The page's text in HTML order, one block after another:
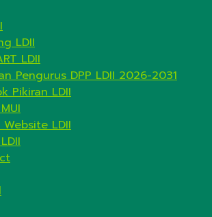
LDII
LDII
Pengurus DPP LDII 2026-2031
Pikiran LDII
LDII